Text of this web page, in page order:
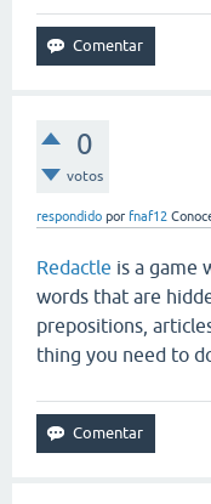
0
votos
respondido por fnaf12
Redactle is a game
words that are
prepositions,
thing you need to